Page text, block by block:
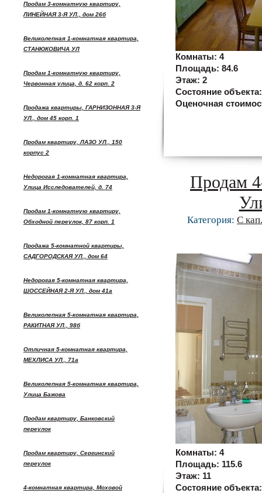
Продам 3-комнатную квартиру,
ЛИНЕЙНАЯ 3-Я УЛ., дом 26б
Великолепная 1-комнатная квартира,
СТАНЮКОВИЧА УЛ
Продам 1-комнатную квартиру,
Червонная улица, д. 62 корп. 2
Продажа квартиры, ГАРНИЗОННАЯ 3-Я
УЛ., дом 45 корп. 1
Продам квартиру, ЛАЗО УЛ., 150
корпус 2
Недорогая 1-комнатная квартира,
Улица Исследователей, д. 74
Продам 1-комнатную квартиру,
Обходной переулок, 87 корп. 1
Продажа 5-комнатной квартиры,
САДГОРОДСКАЯ УЛ., дом 64
Недорогая 5-комнатная квартира,
ШОССЕЙНАЯ 2-Я УЛ., дом 41а
Великолепная 5-комнатная квартира,
РАКИТНАЯ УЛ., 98б
Отличная 5-комнатная квартира,
МЕХЛИСА УЛ., 71а
Великолепная 5-комнатная квартира,
Улица Бажова
Продам квартиру, Банковский
переулок
Продам квартиру, Сергинский
переулок
4-комнатная квартира, Моховой
Комнаты: 4
Площадь: 84.6
Этаж: 2
Состояние
Оценочная
Продам
Категория: С
Комнаты: 4
Площадь: 115.6
Этаж: 11
Состояние